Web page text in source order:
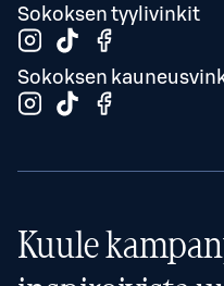
Sokoksen tyylivinkit
Sokoksen
Kuule